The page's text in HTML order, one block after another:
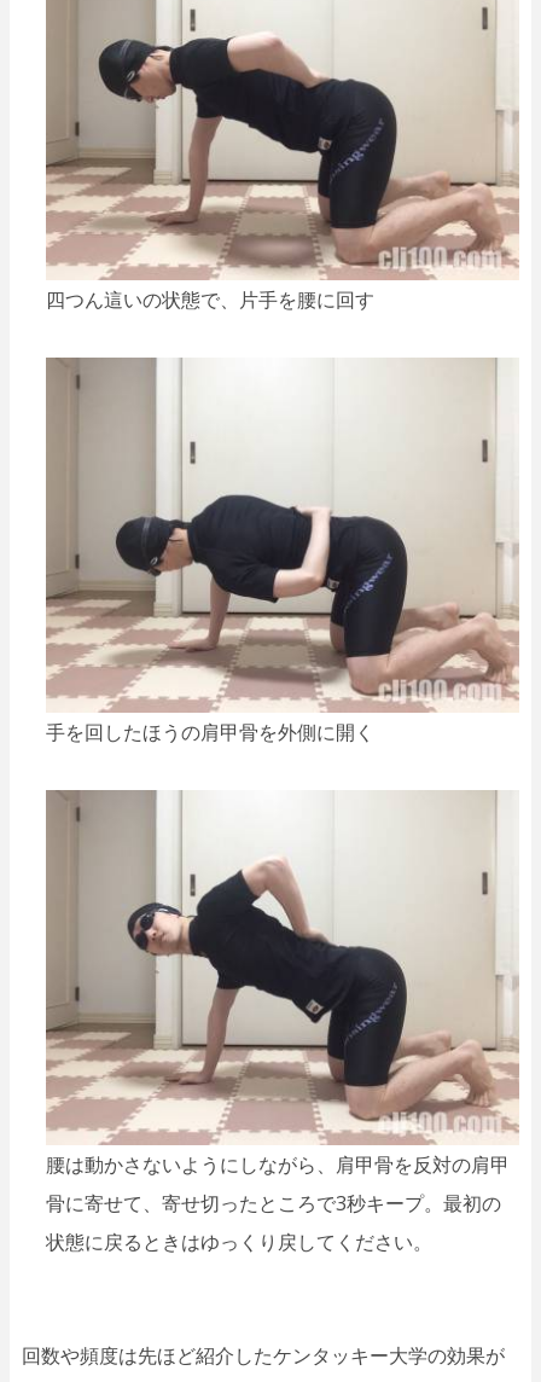
四つん這いの状態で、片手を腰に回す
手を回したほうの肩甲骨を外側に開く
腰は動かさないようにしながら、肩甲骨を反対の肩甲
骨に寄せて、寄せ切ったところで3秒キープ。最初の
状態に戻るときはゆっくり戻してください。
回数や頻度は先ほど紹介したケンタッキー大学の効果が